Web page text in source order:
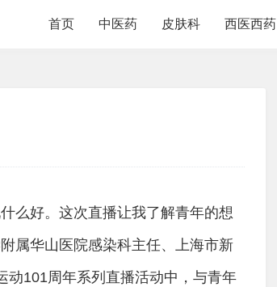
首页 中医药 皮肤科 西医西药
么好。这次直播让我了解青年的想
属华山医院感染科主任、上海市新
动101周年系列直播活动中，与青年